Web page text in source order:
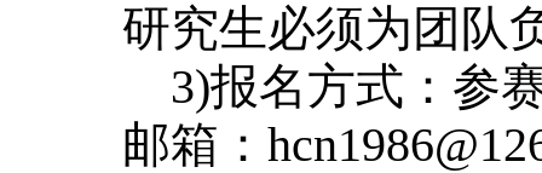
研究生必须为团队
3)报名方式：参
邮箱：